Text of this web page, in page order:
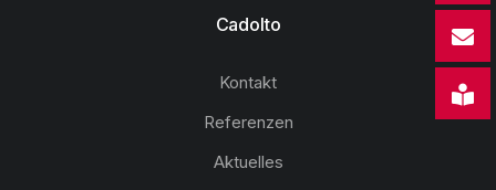
Cadolto
Kontakt
Referenzen
Aktuelles